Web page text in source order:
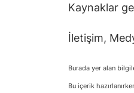
Kaynaklar
İletişim,
Burada yer alan
Bu içerik